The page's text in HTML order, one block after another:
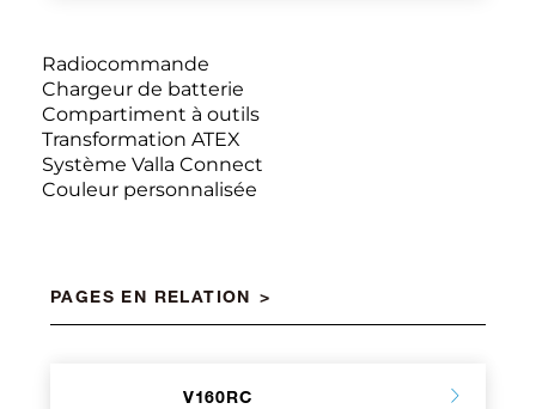
Radiocommande
Chargeur de batterie
Compartiment à outils
Transformation ATEX
Système Valla Connect
Couleur personnalisée
PAGES EN RELATION
V160RC